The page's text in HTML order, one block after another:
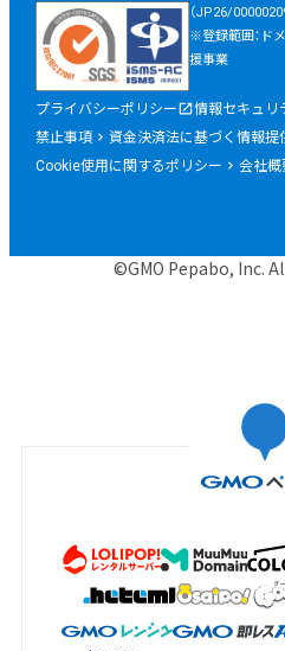
（JP26/
※登録範囲：ド
援事業
プライバシーポリシー 情報セキュリ
禁止事項
資金決済法に基づく情報提
Cookie使用に関するポリシー
会社概
©GMO Pepabo, Inc.